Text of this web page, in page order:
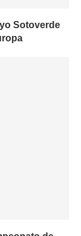
Sotoverde